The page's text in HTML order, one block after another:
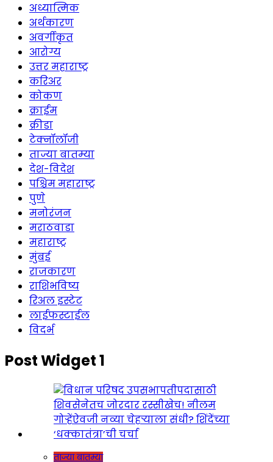
अध्यात्मिक
अर्थकारण
अवर्गीकृत
आरोग्य
उत्तर महाराष्ट्र
करिअर
कोकण
क्राईम
क्रीडा
टेक्नॉलॉजी
ताज्या बातम्या
देश-विदेश
पश्चिम महाराष्ट्र
पुणे
मनोरंजन
मराठवाडा
महाराष्ट्र
मुंबई
राजकारण
राशिभविष्य
रिअल इस्टेट
लाईफस्टाईल
विदर्भ
Post Widget 1
ताज्या बातम्या